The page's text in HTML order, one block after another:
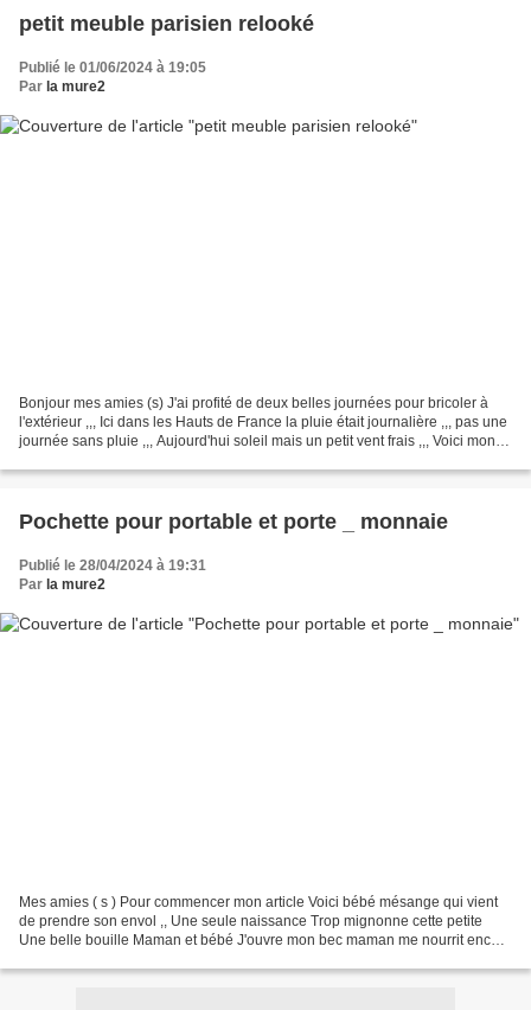
petit meuble parisien relooké
Publié le 01/06/2024 à 19:05
Par la mure2
Bonjour mes amies (s) J'ai profité de deux belles journées pour bricoler à
l'extérieur ,,, Ici dans les Hauts de France la pluie était journalière ,,, pas une
journée sans pluie ,,, Aujourd'hui soleil mais un petit vent frais ,,, Voici mon
Pochette pour portable et porte _ monnaie
Publié le 28/04/2024 à 19:31
Par la mure2
Mes amies ( s ) Pour commencer mon article Voici bébé mésange qui vient
de prendre son envol ,, Une seule naissance Trop mignonne cette petite
Une belle bouille Maman et bébé J'ouvre mon bec maman me nourrit encore